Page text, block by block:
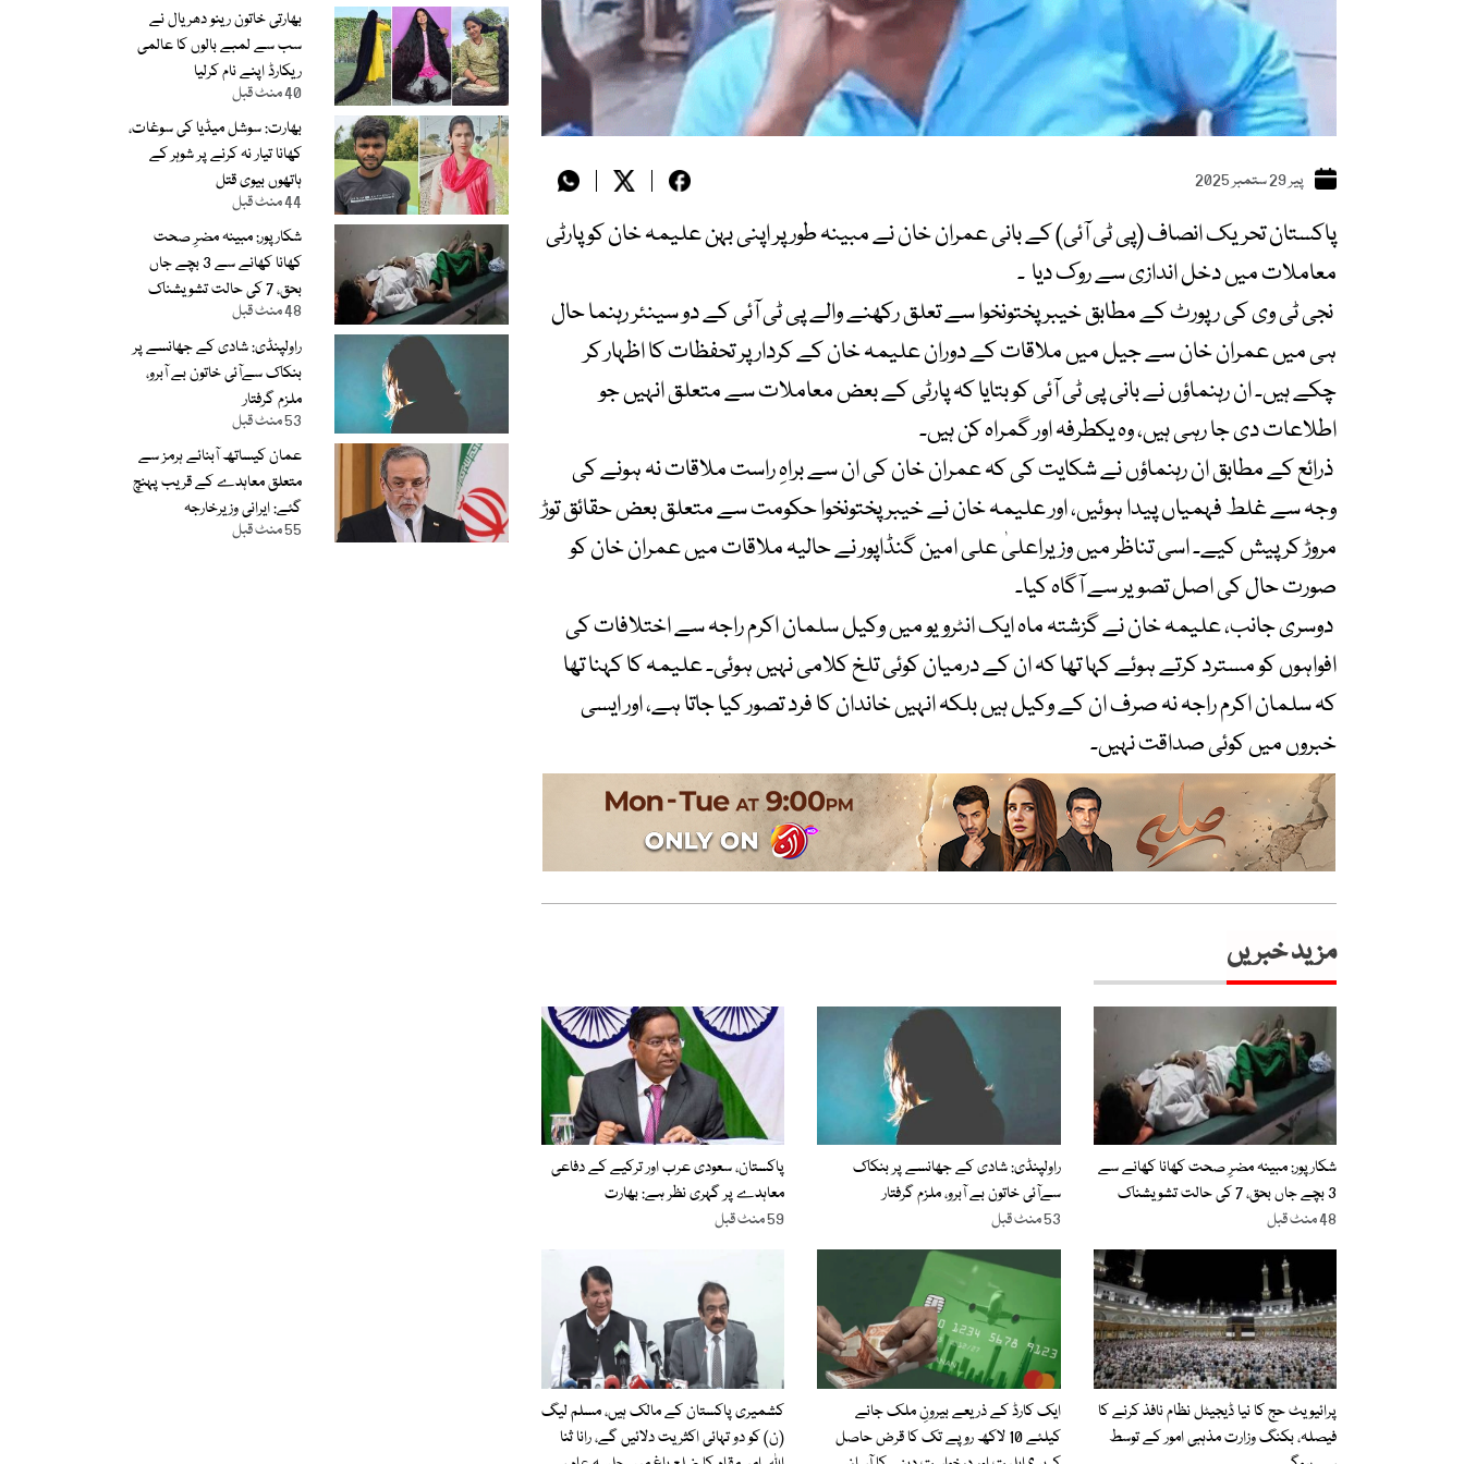
پیر 29 ستمبر 2025
پاکستان تحریک انصاف (پی ٹی آئی) کے بانی عمران خان نے مبینہ طور پر اپنی بہن علیمہ خان کو پارٹی
معاملات میں دخل اندازی سے روک دیا ۔
نجی ٹی وی کی رپورٹ کے مطابق خیبرپختونخوا سے تعلق رکھنے والے پی ٹی آئی کے دو سینئر رہنما حال
ہی میں عمران خان سے جیل میں ملاقات کے دوران علیمہ خان کے کردار پر تحفظات کا اظہار کر
چکے ہیں۔ ان رہنماؤں نے بانی پی ٹی آئی کو بتایا کہ پارٹی کے بعض معاملات سے متعلق انہیں جو
اطلاعات دی جا رہی ہیں، وہ یکطرفہ اور گمراہ کن ہیں۔
ذرائع کے مطابق ان رہنماؤں نے شکایت کی کہ عمران خان کی ان سے براہِ راست ملاقات نہ ہونے کی
وجہ سے غلط فہمیاں پیدا ہوئیں، اور علیمہ خان نے خیبرپختونخوا حکومت سے متعلق بعض حقائق توڑ
مروڑ کر پیش کیے۔ اسی تناظر میں وزیراعلیٰ علی امین گنڈاپور نے حالیہ ملاقات میں عمران خان کو
صورت حال کی اصل تصویر سے آگاہ کیا۔
دوسری جانب، علیمہ خان نے گزشتہ ماہ ایک انٹرویو میں وکیل سلمان اکرم راجہ سے اختلافات کی
افواہوں کو مسترد کرتے ہوئے کہا تھا کہ ان کے درمیان کوئی تلخ کلامی نہیں ہوئی۔ علیمہ کا کہنا تھا
کہ سلمان اکرم راجہ نہ صرف ان کے وکیل ہیں بلکہ انہیں خاندان کا فرد تصور کیا جاتا ہے، اور ایسی
خبروں میں کوئی صداقت نہیں۔
مزید خبریں
شکارپور: مبینہ مضرِ صحت کھانا کھانے سے
3 بچے جاں بحق، 7 کی حالت تشویشناک
48 منٹ قبل
راولپنڈی: شادی کے جھانسے پر بنکاک
سےآئی خاتون بے آبرو، ملزم گرفتار
53 منٹ قبل
پاکستان، سعودی عرب اور ترکیے کے دفاعی
معاہدے پر گہری نظر ہے: بھارت
59 منٹ قبل
پرائیویٹ حج کا نیا ڈیجیٹل نظام نافذ کرنے کا
فیصلہ، بکنگ وزارت مذہبی امور کے توسط
ایک کارڈ کے ذریعے بیرونِ ملک جانے
کیلئے 10 لاکھ روپے تک کا قرض حاصل
کشمیری پاکستان کے مالک ہیں، مسلم لیگ
(ن) کو دو تہائی اکثریت دلائیں گے، رانا ثنا
بھارتی خاتون رینو دھریال نے
سب سے لمبے بالوں کا عالمی
ریکارڈ اپنے نام کرلیا
40 منٹ قبل
بھارت: سوشل میڈیا کی سوغات،
کھانا تیار نہ کرنے پر شوہر کے
ہاتھوں بیوی قتل
44 منٹ قبل
شکارپور: مبینہ مضرِ صحت
کھانا کھانے سے 3 بچے جاں
بحق، 7 کی حالت تشویشناک
48 منٹ قبل
راولپنڈی: شادی کے جھانسے پر
بنکاک سےآئی خاتون بے آبرو،
ملزم گرفتار
53 منٹ قبل
عمان کیساتھ آبنائے ہرمز سے
متعلق معاہدے کے قریب پہنچ
گئے: ایرانی وزیرخارجہ
55 منٹ قبل